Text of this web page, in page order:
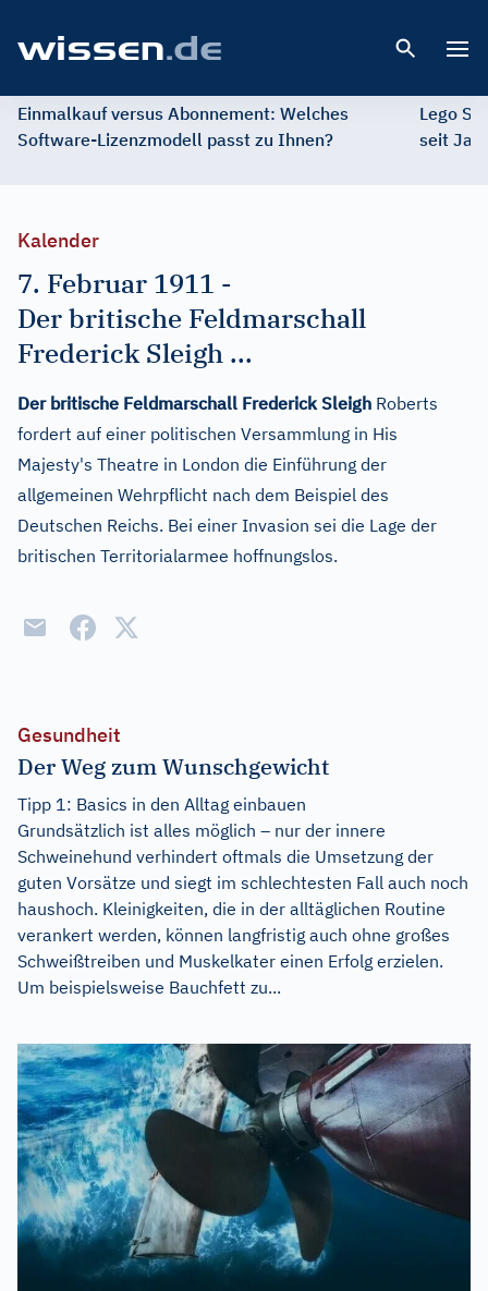
Einmalkauf versus Abonnement: Welches
Software-Lizenzmodell passt zu Ihnen?
Lego
seit
Kalender
7. Februar 1911 -
Der britische Feldmarschall
Frederick Sleigh ...
Der britische Feldmarschall Frederick Sleigh Roberts
fordert auf einer politischen Versammlung in His
Majesty's Theatre in London die Einführung der
allgemeinen Wehrpflicht nach dem Beispiel des
Deutschen Reichs. Bei einer Invasion sei die Lage der
britischen Territorialarmee hoffnungslos.
Gesundheit
Der Weg zum Wunschgewicht
Tipp 1: Basics in den Alltag einbauen
Grundsätzlich ist alles möglich – nur der innere
Schweinehund verhindert oftmals die Umsetzung der
guten Vorsätze und siegt im schlechtesten Fall auch noch
haushoch. Kleinigkeiten, die in der alltäglichen Routine
verankert werden, können langfristig auch ohne großes
Schweißtreiben und Muskelkater einen Erfolg erzielen.
Um beispielsweise Bauchfett zu...